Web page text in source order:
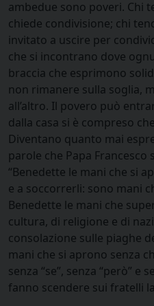
ambedue sono poveri. Chi
chiede condivisione; chi
invitato a uscire per
che si incontrano dove
braccia che esprimono
non rimanere sulla soglia,
all’altro. Il povero può
dalla casa si è compreso
Diventano quanto mai
parole che Papa Francesco
“Benedette le mani che si
e a soccorrerli: sono mani
Benedette le mani che
cultura, di religione e di
consolazione sulle piaghe
mani che si aprono senza
senza “se”, senza “però” e
fanno scendere sui fratelli